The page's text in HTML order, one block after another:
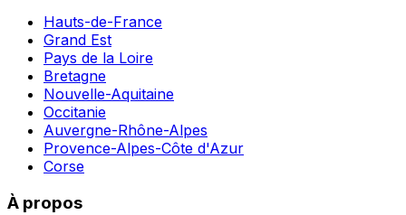
Hauts-de-France
Grand Est
Pays de la Loire
Bretagne
Nouvelle-Aquitaine
Occitanie
Auvergne-Rhône-Alpes
Provence-Alpes-Côte d'Azur
Corse
À propos